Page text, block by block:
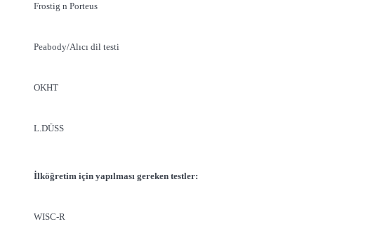
Frostig n Porteus
Peabody/Alıcı dil testi
OKHT
L.DÜSS
İlköğretim için yapılması gereken testler:
WISC-R